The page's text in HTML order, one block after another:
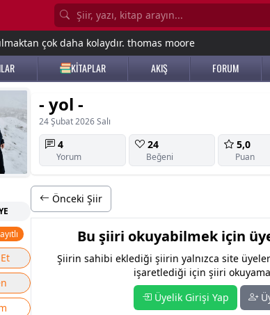
çok daha kolaydır. thomas moore
KİTAPLAR AKIŞ FORUM
- yol -
24 Şubat 2026 Salı
4
Yorum
24
Beğeni
5,0
Puan
Önceki Şiir
Bu şiiri okuyabilmek için üye
Şiirin sahibi eklediği şiirin yalnızca site
işaretlediği için şiiri
Üyelik Girişi Yap